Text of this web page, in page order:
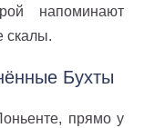
напоминают
скалы.
Бухты
прямо у